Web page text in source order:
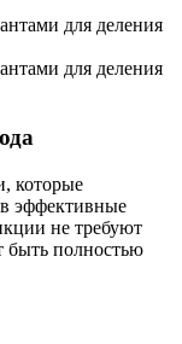
для деления
для деления
которые
эффективные
не требуют
быть полностью